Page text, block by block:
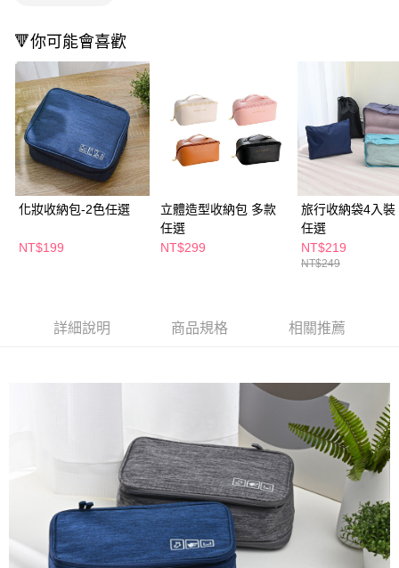
【「AFTEE先享後付」結帳流程】
結帳頁面，進行簡訊認證並確認金額後，即可完成結帳。
２．訂單成立數日內，您將收到繳費通知簡訊。
３．收到繳費通知簡訊後14天內，點擊此簡訊中的連結，可透過四大超商／
ATM／網路銀行／等多元方式進行付款，方視為交易完成。
※ 請注意：結帳手續完成當下不需立刻繳費，但若您需要取消訂單，請聯絡
購買商品的店家。未經商家同意取消之訂單仍視為有效，需透過AFTEE先享
後付繳納相關費用。
※ 交易是否成功請以「AFTEE先享後付 」之結帳頁面顯示為準，若有關於
是否繳費成功／繳費後需取消欲退款等相關疑問，請聯繫「AFTEE先享後付
客戶支援中心」https://netprotections.freshdesk.com/support/home
【注意事項】
１．透過由恩沛科技股份有限公司提供之「AFTEE先享後付」服務完成之交
https://aftee.tw/terms/#terms3
４．使用「AFTEE先享後付」時，將依據個別帳號之用戶狀況，依本公司即
時審查核予不同之上限額度；若仍有額度不足之情形，本公司將視審查結果
５．嚴禁一人註冊多個帳號或使用他人資訊註冊。若發現惡意使用之情形，
恩沛科技股份有限公司將有權停止該用戶之使用額度並採取法律行動。
每筆NT$65，滿NT$390(含以上)免運費
付款後全家取貨
每筆NT$65，滿NT$390(含以上)免運費
萊爾富取貨付款
每筆NT$65，滿NT$490(含以上)免運費
付款後萊爾富取貨
每筆NT$65，滿NT$490(含以上)免運費
7-11取貨付款
每筆NT$65，滿NT$490(含以上)免運費
每筆NT$80，滿NT$290(含以上)免運費
🔻你可能會喜歡
化妝收納包-2色任選
NT$199
立體造型收納包 多款
任選
NT$299
旅行收納袋4入裝
任選
NT$219
NT$249
詳細說明 商品規格 相關推薦